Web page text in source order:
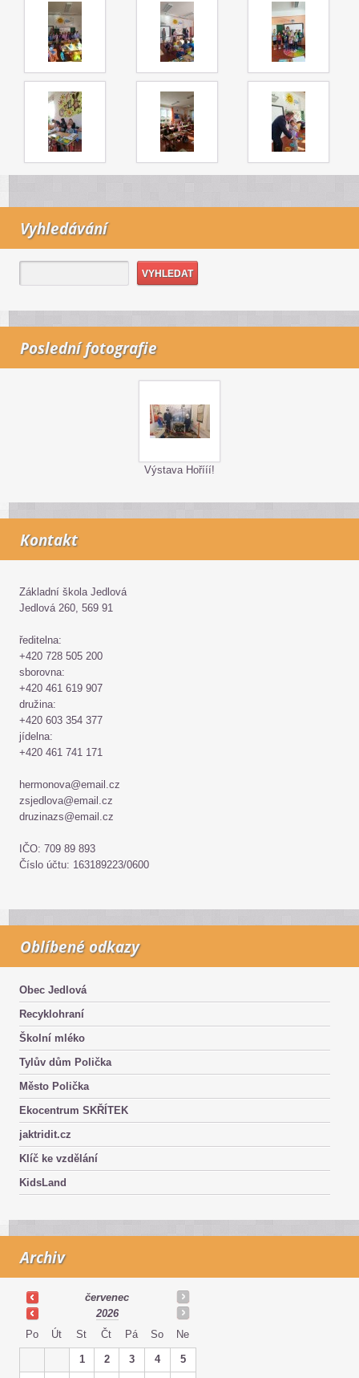
Vyhledávání
Poslední fotografie
Výstava Hořííí!
Kontakt
Základní škola Jedlová
Jedlová 260, 569 91
ředitelna:
+420 728 505 200
sborovna:
+420 461 619 907
družina:
+420 603 354 377
jídelna:
+420 461 741 171
hermonova@email.cz
zsjedlova@email.cz
druzinazs@email.cz
IČO: 709 89 893
Číslo účtu: 163189223/0600
Oblíbené odkazy
Obec Jedlová
Recyklohraní
Školní mléko
Tylův dům Polička
Město Polička
Ekocentrum SKŘÍTEK
jaktridit.cz
Klíč ke vzdělání
KidsLand
Archiv
červenec
2026
Po
Út St Čt Pá So Ne
1 2 3 4
5